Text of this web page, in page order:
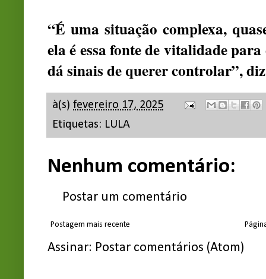
“É uma situação complexa,
ela é essa fonte de vitalidade
dá sinais de querer controlar”,
à(s) fevereiro 17, 2025
Etiquetas: LULA
Nenhum comentário:
Postar um comentário
Postagem mais recente
Assinar: Postar comentários (Atom)